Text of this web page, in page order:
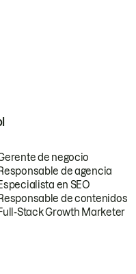
de negocio
de agencia
en SEO
de contenidos
Stack Growth Marketer